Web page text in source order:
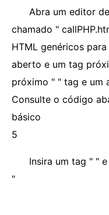
Abra um editor
chamado "
HTML genéricos
aberto e um tag
próximo " " tag e um
Consulte o código
básico
5
Insira um tag " "
"